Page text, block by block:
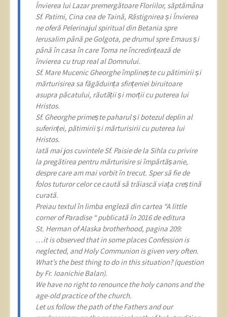
Învierea lui Lazar premergătoare Floriilor, săptămâna
Sf. Patimi, Cina cea de Taină, Răstignirea și Învierea
ne oferă Pelerinajul spiritual din Betania spre
Ierusalim până pe Golgota, pe drumul spre Emaus și
până în casa în care Toma ne încredințează de
învierea cu trup real al Domnului.
Sf. Mare Mucenic Gheorghe împlinește cu pătimirii și
mărturisirea sa făgăduința sfințeniei biruitoare
asupra păcatului, răutății și morții cu puterea lui
Hristos.
Sf. Gheorghe primește paharul și botezul deplin al
suferinței, pătimirii și mărturisirii cu puterea lui
Hristos.
Iată mai jos cuvintele Sf. Paisie de la Sihla cu privire
la pregătirea pentru mărturisire si împărtășanie,
despre care am mai vorbit în trecut. Sper să fie de
folos tuturor celor ce caută să trăiască viața creștină
curată.
Preiau textul în limba engleză din cartea “A little
corner of Paradise “ publicată în 2016 de editura
St. Herman of Alaska brotherhood, pagina 209:
…it is observed that in some places Confession is
neglected, and Holy Communion is given very often.
What’s the best thing to do in this situation? (question
by Fr. Ioanichie Balan).
We have no right to renounce the holy canons and the
age-old practice of the church.
Let us follow the path of the Fathers and our